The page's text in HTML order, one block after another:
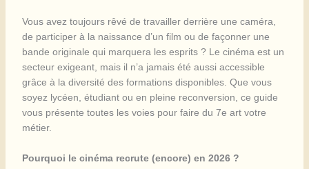
Vous avez toujours rêvé de travailler derrière une caméra,
de participer à la naissance d’un film ou de façonner une
bande originale qui marquera les esprits ? Le cinéma est un
secteur exigeant, mais il n’a jamais été aussi accessible
grâce à la diversité des formations disponibles. Que vous
soyez lycéen, étudiant ou en pleine reconversion, ce guide
vous présente toutes les voies pour faire du 7e art votre
métier.
Pourquoi le cinéma recrute (encore) en 2026 ?